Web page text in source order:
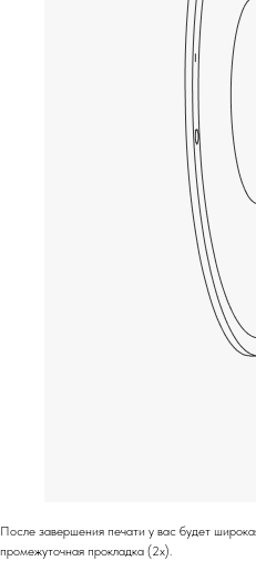
После завершения печати у вас будет
промежуточная прокладка (2x).